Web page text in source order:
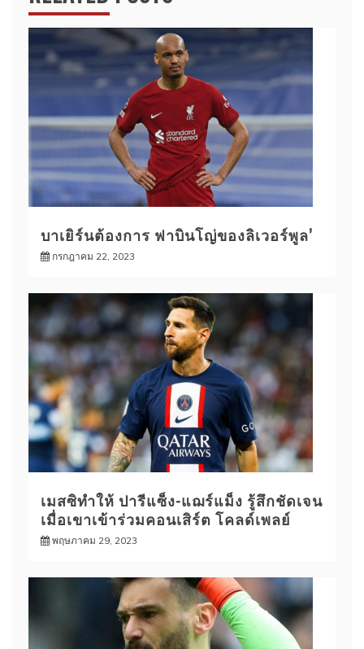
บาเยิร์นต้องการ ฟาบินโญ่ของลิเวอร์พูล’
กรกฎาคม 22, 2023
เมสซิทำให้ ปารีแซ็ง-แฌร์แม็ง รู้สึกชัดเจน
เมื่อเขาเข้าร่วมคอนเสิร์ต โคลด์เพลย์
พฤษภาคม 29, 2023